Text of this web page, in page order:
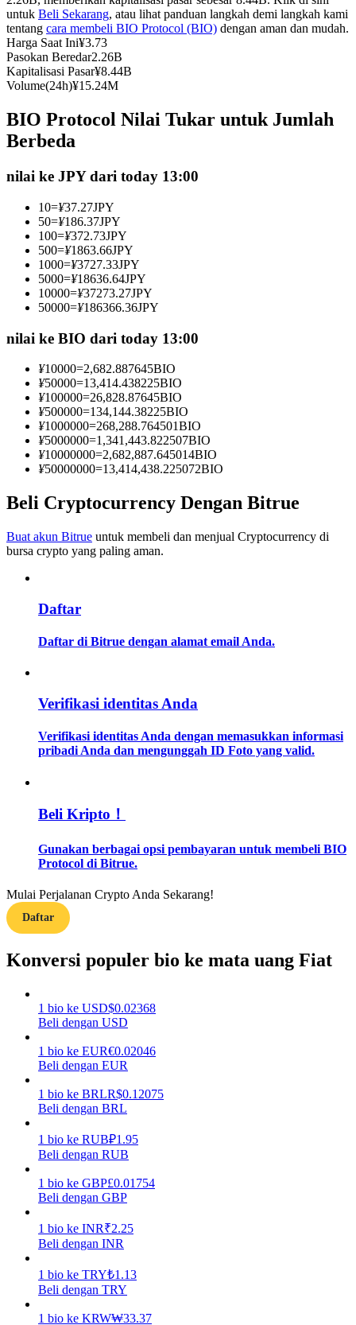
Copy Trading
Menjadi Pedagang Salinan
Nikmati pembagian keuntungan dan komisi copy trading
Informasi
Memandu
Pelajari cara untuk tetap menghasilkan keuntungan
Menghasilkan
Babi Kekuatan
Dapatkan imbalan kompetitif setiap hari
untuk Beli Sekarang, atau lihat panduan langkah demi langkah kami
tentang cara membeli BIO Protocol (BIO) dengan aman dan mudah.
Harga Saat Ini¥3.73
Pasokan Beredar2.26B
Kapitalisasi Pasar¥8.44B
Volume(24h)¥15.24M
BIO Protocol Nilai Tukar untuk Jumlah
Berbeda
nilai ke JPY dari today 13:00
10=¥37.27JPY
50=¥186.37JPY
100=¥372.73JPY
500=¥1863.66JPY
1000=¥3727.33JPY
5000=¥18636.64JPY
10000=¥37273.27JPY
50000=¥186366.36JPY
nilai ke BIO dari today 13:00
¥10000=2,682.887645BIO
¥50000=13,414.438225BIO
¥100000=26,828.87645BIO
¥500000=134,144.38225BIO
¥1000000=268,288.764501BIO
¥5000000=1,341,443.822507BIO
¥10000000=2,682,887.645014BIO
¥50000000=13,414,438.225072BIO
Beli Cryptocurrency Dengan Bitrue
Buat akun Bitrue untuk membeli dan menjual Cryptocurrency di
bursa crypto yang paling aman.
Daftar
Daftar di Bitrue dengan alamat email Anda.
Verifikasi identitas Anda
Verifikasi identitas Anda dengan memasukkan informasi
pribadi Anda dan mengunggah ID Foto yang valid.
Beli Kripto！
Gunakan berbagai opsi pembayaran untuk membeli BIO
Protocol di Bitrue.
Mulai Perjalanan Crypto Anda Sekarang!
Daftar
Konversi populer bio ke mata uang Fiat
1 bio ke USD$0.02368
Beli dengan USD
1 bio ke EUR€0.02046
Beli dengan EUR
1 bio ke BRLR$0.12075
Beli dengan BRL
1 bio ke RUB₽1.95
Beli dengan RUB
1 bio ke GBP£0.01754
Beli dengan GBP
1 bio ke INR₹2.25
Beli dengan INR
1 bio ke TRY₺1.13
Beli dengan TRY
1 bio ke KRW₩33.37